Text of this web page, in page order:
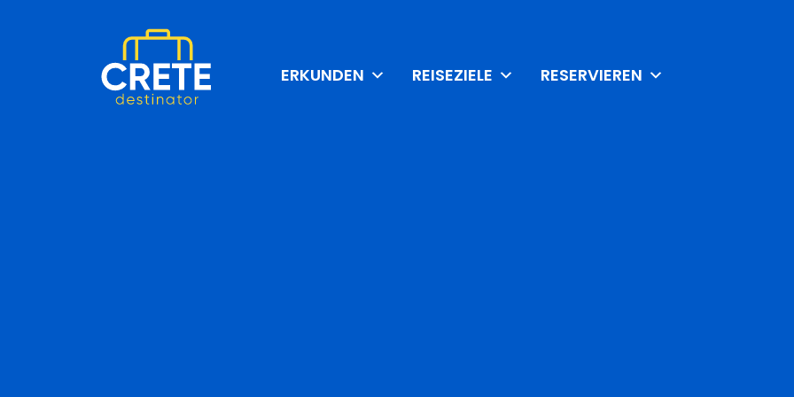
ERKUNDEN REISEZIELE RESERVIEREN